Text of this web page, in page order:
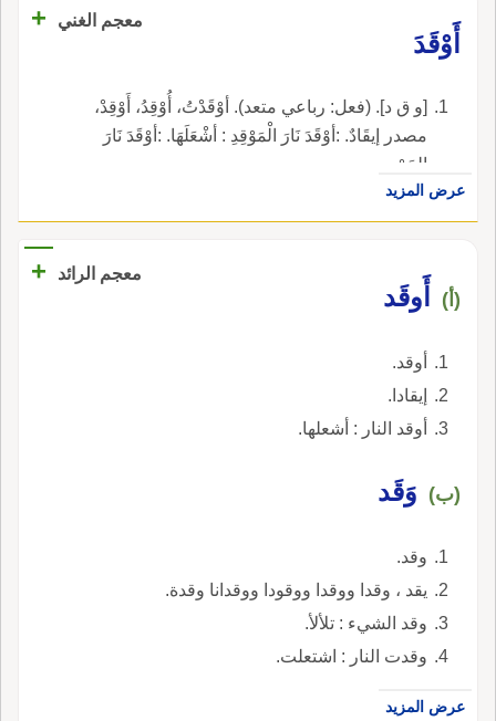
معجم الغني
+
أَوْقَدَ
[و ق د]. (فعل: رباعي متعد). أوْقَدْتُ، أُوْقِدُ، أَوْقِدْ،
مصدر إيقَادٌ. :أوْقَدَ نَارَ الْمَوْقِدِ : أشْعَلَهَا. :أوْقَدَ نَارَ
الحَرْبِ.
عرض المزيد
معجم الرائد +
(أ) أَوقَد
أوقد.
إيقادا.
أوقد النار : أشعلها.
(ب) وَقَد
وقد.
يقد ، وقدا ووقدا ووقودا ووقدانا وقدة.
وقد الشيء : تلألأ.
وقدت النار : اشتعلت.
عرض المزيد